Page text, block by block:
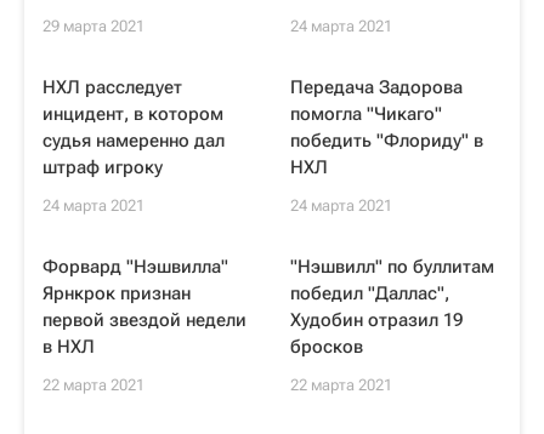
29 марта 2021 24 марта 2021
НХЛ расследует
инцидент, в котором
судья намеренно дал
штраф игроку
24 марта 2021
Передача Задорова
помогла "Чикаго"
победить "Флориду" в
НХЛ
24 марта 2021
Форвард "Нэшвилла"
Ярнкрок признан
первой звездой недели
в НХЛ
22 марта 2021
"Нэшвилл" по буллитам
победил "Даллас",
Худобин отразил 19
бросков
22 марта 2021